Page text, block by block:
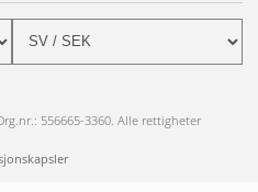
556665-3360. Alle rettigheter